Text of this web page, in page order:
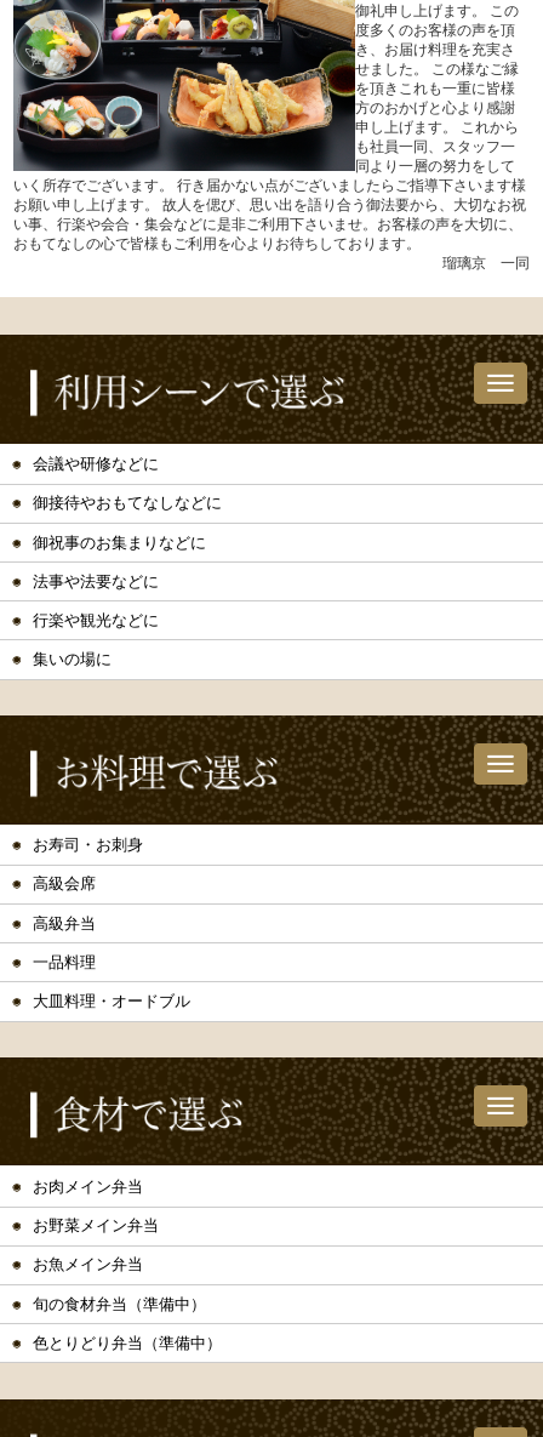
御礼申し上げます。 この
度多くのお客様の声を頂
き、お届け料理を充実さ
せました。 この様なご縁
を頂きこれも一重に皆様
方のおかげと心より感謝
申し上げます。 これから
も社員一同、スタッフ一
同より一層の努力をして
いく所存でございます。 行き届かない点がございましたらご指導下さいます様
お願い申し上げます。 故人を偲び、思い出を語り合う御法要から、大切なお祝
い事、行楽や会合・集会などに是非ご利用下さいませ。お客様の声を大切に、
おもてなしの心で皆様もご利用を心よりお待ちしております。
瑠璃京 一同
会議や研修などに
御接待やおもてなしなどに
御祝事のお集まりなどに
法事や法要などに
行楽や観光などに
集いの場に
お寿司・お刺身
高級会席
高級弁当
一品料理
大皿料理・オードブル
お肉メイン弁当
お野菜メイン弁当
お魚メイン弁当
旬の食材弁当（準備中）
色とりどり弁当（準備中）